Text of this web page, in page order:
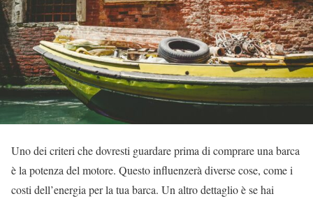
Uno dei criteri che dovresti guardare prima di comprare una barca
è la potenza del motore. Questo influenzerà diverse cose, come i
costi dell’energia per la tua barca. Un altro dettaglio è se hai